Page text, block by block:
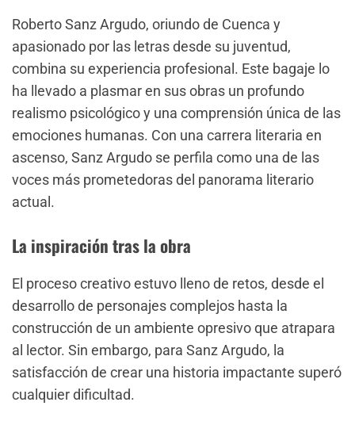
Roberto Sanz Argudo, oriundo de Cuenca y
apasionado por las letras desde su juventud,
combina su experiencia profesional. Este bagaje lo
ha llevado a plasmar en sus obras un profundo
realismo psicológico y una comprensión única de las
emociones humanas. Con una carrera literaria en
ascenso, Sanz Argudo se perfila como una de las
voces más prometedoras del panorama literario
actual.
La inspiración tras la obra
El proceso creativo estuvo lleno de retos, desde el
desarrollo de personajes complejos hasta la
construcción de un ambiente opresivo que atrapara
al lector. Sin embargo, para Sanz Argudo, la
satisfacción de crear una historia impactante superó
cualquier dificultad.